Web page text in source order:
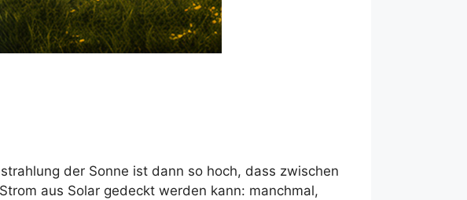
der Sonne ist dann so hoch, dass zwischen
aus Solar gedeckt werden kann: manchmal,